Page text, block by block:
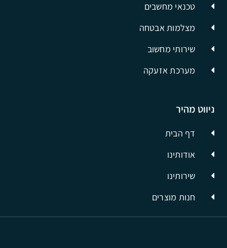
ניווט מהיר
דף הבית
אודותינו
שירותינו
חנות מוצרים
טכנאי מחשבים
מצלמות אבטחה
שירותי מחשוב
מערכת אזעקה